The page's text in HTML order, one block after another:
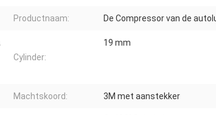
Productnaam: De Compressor van de
Cylinder:
19 mm
Machtskoord: 3M met aanstekker